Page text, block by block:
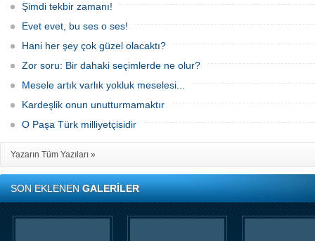
Şimdi tekbir zamanı!
Evet evet, bu ses o ses!
Hani her şey çok güzel olacaktı?
Zor soru: Bir dahaki seçimlerde ne olur?
Mesele artık varlık yokluk meselesi...
Kardeşlik onun unutturmamaktır
O Paşa Türk milliyetçisidir
Yazarın Tüm Yazıları »
SON EKLENENGALERİLER